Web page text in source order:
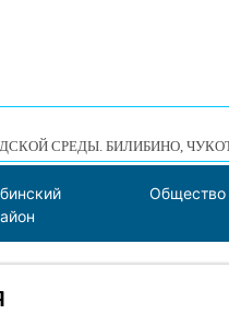
СРЕДЫ. БИЛИБИНО,
Общество